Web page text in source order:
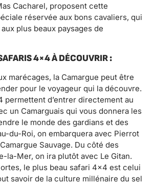
Cacharel, proposent cette
réservée aux bons cavaliers, qui
plus beaux paysages de
4×4 À DÉCOUVRIR :
marécages, la Camargue peut être
pour le voyageur qui la découvre.
permettent d’entrer directement au
un Camarguais qui vous donnera les
le monde des gardians et des
du-Roi, on embarquera avec Pierrot
Sauvage. Du côté des
la-Mer, on ira plutôt avec Le Gitan.
le plus beau safari 4×4 est celui
savoir de la culture millénaire du sel